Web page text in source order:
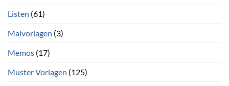
Listen (61)
Malvorlagen (3)
Memos (17)
Muster Vorlagen (125)